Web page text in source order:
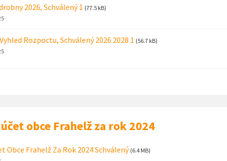
2026, Schválený 1 (77.5 kB)
Rozpoctu, Schválený 2026 2028 1 (56.7 kB)
obce Frahelž za rok 2024
Obce Frahelž Za Rok 2024 Schválený (6.4 MB)